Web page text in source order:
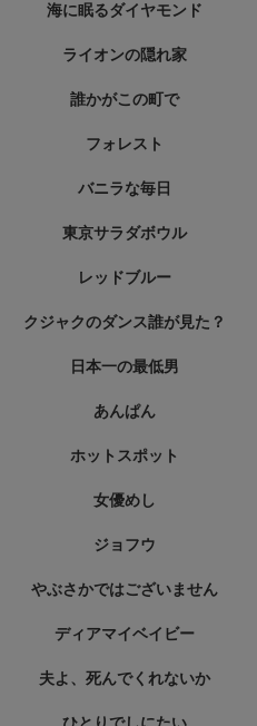
海に眠るダイヤモンド
ライオンの隠れ家
誰かがこの町で
フォレスト
バニラな毎日
東京サラダボウル
レッドブルー
クジャクのダンス誰が見た？
日本一の最低男
あんぱん
ホットスポット
女優めし
ジョフウ
やぶさかではございません
ディアマイベイビー
夫よ、死んでくれないか